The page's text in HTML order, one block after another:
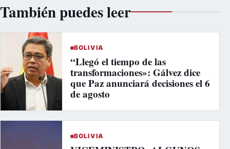
También puedes leer
BOLIVIA
“Llegó el tiempo de las
transformaciones»: Gálvez dice
que Paz anunciará decisiones el 6
de agosto
BOLIVIA